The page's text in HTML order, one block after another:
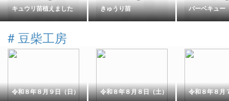
キュウリ苗植えました きゅうり苗 バーベキュー
# 豆柴工房
令和８年８月９日（日） 令和８年８月８日（土） 令和８年８月